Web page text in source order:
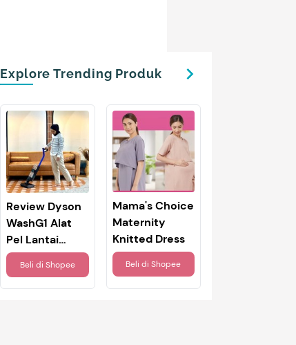
Explore Trending Produk
Review Dyson
WashG1 Alat
Pel Lantai
Canggih,
Bersihkan
Kotoran Basah
Beli di Shopee
Mama's Choice
Maternity
Knitted Dress
Beli diShopee